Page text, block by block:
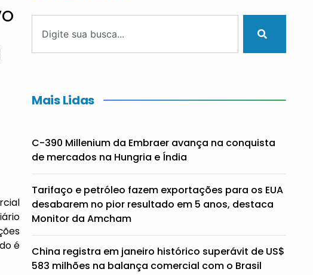
é
Mais Lidas
C-390 Millenium da Embraer avança na conquista
de mercados na Hungria e Índia
Tarifaço e petróleo fazem exportações para os EUA
desabarem no pior resultado em 5 anos, destaca
Monitor da Amcham
China registra em janeiro histórico superávit de US$
583 milhões na balança comercial com o Brasil